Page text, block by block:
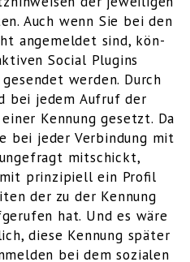
Auch wenn Sie bei den
ange­mel­det sind, kön­
Social Plug­ins
wer­den. Durch
bei jedem Auf­ruf der
Ken­nung gesetzt. Da
bei jeder Ver­bin­dung mit
mit­schickt,
prin­zi­pi­ell ein Pro­fil
der zu der Ken­nung
hat. Und es wäre
die­se Ken­nung spä­ter
bei dem sozia­len